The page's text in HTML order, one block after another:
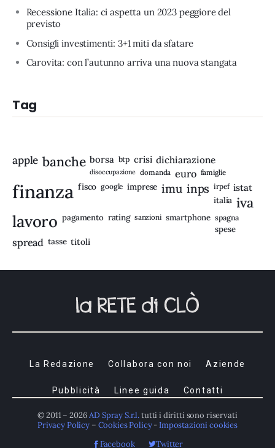
Recessione Italia: ci aspetta un 2023 peggiore del
previsto
Consigli investimenti: 3+1 miti da sfatare
Carovita: con l’autunno arriva una nuova stangata
Tag
apple banche borsa btp crisi dichiarazione
disoccupazione domanda euro famiglie
finanza fisco google imprese imu inps irpef istat
italia iva
lavoro pagamento rating sanzioni smartphone spagna
spese
spread tasse titoli
La Redazione Collabora con noi Aziende
Pubblicità Linee guida Contatti
© 2011 – 2026AD Spray S.r.l.tutti i diritti sono riservati
Privacy Policy– Cookies Policy-Impostazioni cookies
Facebook
Twitter